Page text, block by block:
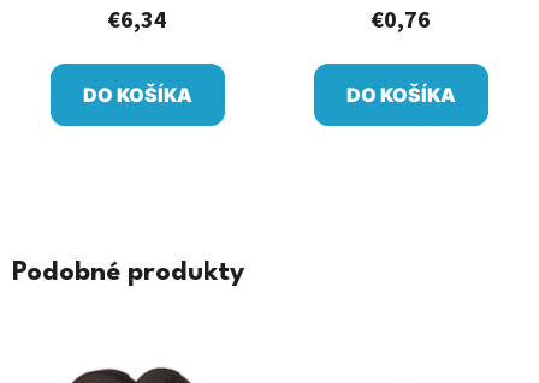
€6,34
DO KOŠÍKA
€0,76
DO KOŠÍKA
Podobné produkty